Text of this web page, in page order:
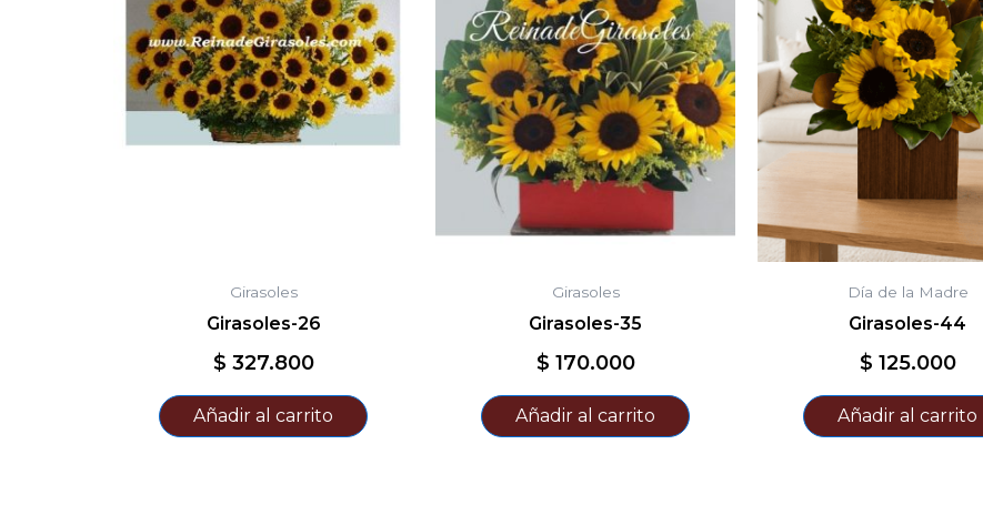
Girasoles
Girasoles-26
$ 327.800
Añadir al carrito
Girasoles
Girasoles-35
$ 170.000
Añadir al carrito
Día de la Madre
Girasoles-44
$ 125.000
Añadir al carrito